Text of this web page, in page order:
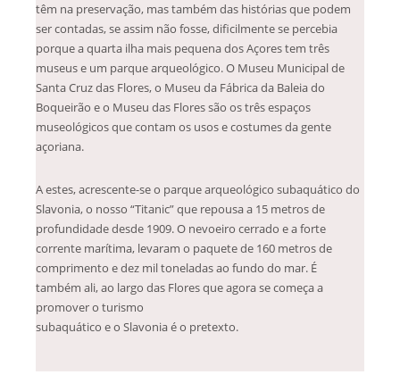
têm na preservação, mas também das histórias que podem
ser contadas, se assim não fosse, dificilmente se percebia
porque a quarta ilha mais pequena dos Açores tem três
museus e um parque arqueológico. O Museu Municipal de
Santa Cruz das Flores, o Museu da Fábrica da Baleia do
Boqueirão e o Museu das Flores são os três espaços
museológicos que contam os usos e costumes da gente
açoriana.
A estes, acrescente-se o parque arqueológico subaquático do
Slavonia, o nosso “Titanic” que repousa a 15 metros de
profundidade desde 1909. O nevoeiro cerrado e a forte
corrente marítima, levaram o paquete de 160 metros de
comprimento e dez mil toneladas ao fundo do mar. É
também ali, ao largo das Flores que agora se começa a
promover o turismo
subaquático e o Slavonia é o pretexto.